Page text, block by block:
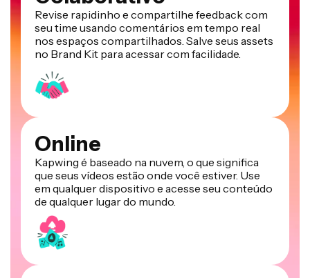
Revise rapidinho e compartilhe feedback com
seu time usando comentários em tempo real
nos espaços compartilhados. Salve seus assets
no Brand Kit para acessar com facilidade.
Online
Kapwing é baseado na nuvem, o que significa
que seus vídeos estão onde você estiver. Use
em qualquer dispositivo e acesse seu conteúdo
de qualquer lugar do mundo.